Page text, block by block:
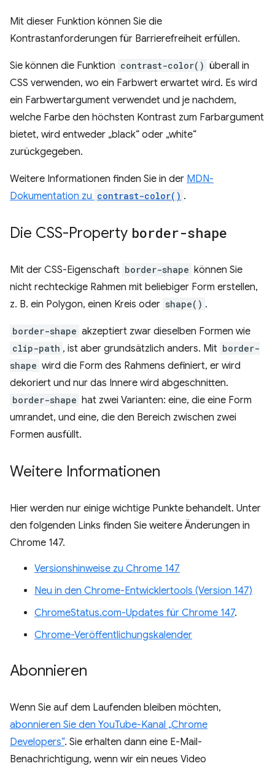
Mit dieser Funktion können Sie die
Kontrastanforderungen für Barrierefreiheit erfüllen.
Sie können die Funktion contrast-color() überall in
CSS verwenden, wo ein Farbwert erwartet wird. Es wird
ein Farbwertargument verwendet und je nachdem,
welche Farbe den höchsten Kontrast zum Farbargument
bietet, wird entweder „black“ oder „white“
zurückgegeben.
Weitere Informationen finden Sie in der MDN-
Dokumentation zu contrast-color() .
Die CSS-Property border-shape
Mit der CSS-Eigenschaft border-shape können Sie
nicht rechteckige Rahmen mit beliebiger Form erstellen,
z. B. ein Polygon, einen Kreis oder shape() .
border-shape akzeptiert zwar dieselben Formen wie
clip-path , ist aber grundsätzlich anders. Mit border-
shape wird die Form des Rahmens definiert, er wird
dekoriert und nur das Innere wird abgeschnitten.
border-shape hat zwei Varianten: eine, die eine Form
umrandet, und eine, die den Bereich zwischen zwei
Formen ausfüllt.
Weitere Informationen
Hier werden nur einige wichtige Punkte behandelt. Unter
den folgenden Links finden Sie weitere Änderungen in
Chrome 147.
Versionshinweise zu Chrome 147
Neu in den Chrome-Entwicklertools (Version 147)
ChromeStatus.com-Updates für Chrome 147.
Chrome-Veröffentlichungskalender
Abonnieren
Wenn Sie auf dem Laufenden bleiben möchten,
abonnieren Sie den YouTube-Kanal „Chrome
Developers“. Sie erhalten dann eine E-Mail-
Benachrichtigung, wenn wir ein neues Video